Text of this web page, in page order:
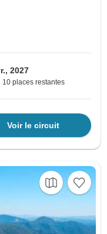
2027
10 places restantes
Voir le circuit